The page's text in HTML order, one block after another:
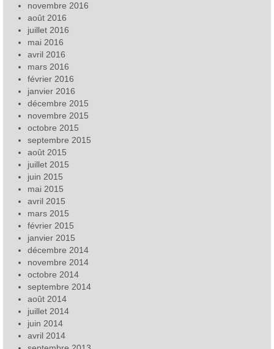
novembre 2016
août 2016
juillet 2016
mai 2016
avril 2016
mars 2016
février 2016
janvier 2016
décembre 2015
novembre 2015
octobre 2015
septembre 2015
août 2015
juillet 2015
juin 2015
mai 2015
avril 2015
mars 2015
février 2015
janvier 2015
décembre 2014
novembre 2014
octobre 2014
septembre 2014
août 2014
juillet 2014
juin 2014
avril 2014